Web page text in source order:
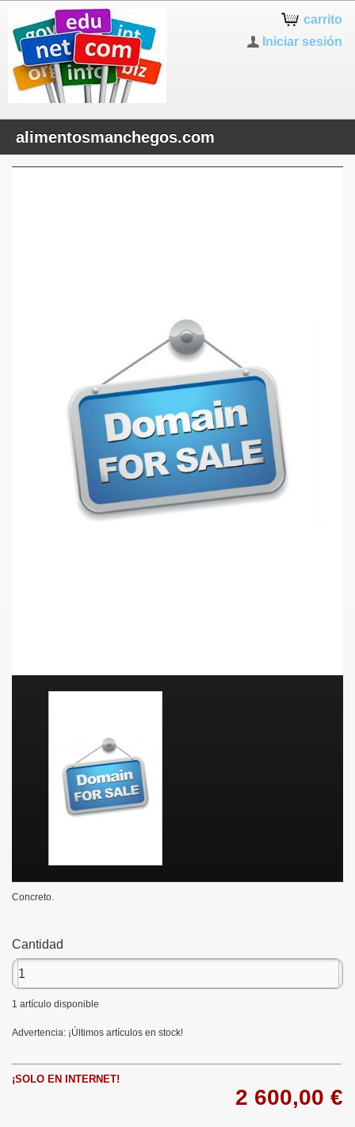
carrito
Iniciar sesión
alimentosmanchegos.com
Concreto.
Cantidad
1 artículo disponible
Advertencia: ¡Últimos artículos en stock!
¡SOLO EN INTERNET!
2 600,00 €